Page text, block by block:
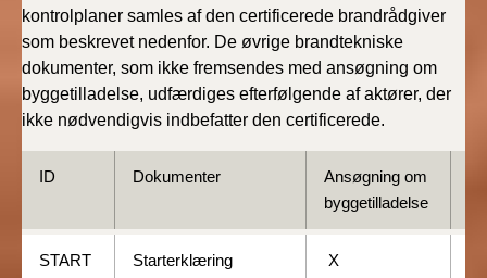
kontrolplaner samles af den certificerede brandrådgiver
som beskrevet nedenfor. De øvrige brandtekniske
dokumenter, som ikke fremsendes med ansøgning om
byggetilladelse, udfærdiges efterfølgende af aktører, der
ikke nødvendigvis indbefatter den certificerede.
ID Dokumenter
Ansøgning om
byggetilladelse
START Starterklæring X